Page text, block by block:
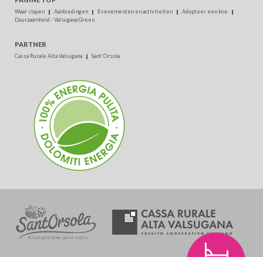
Waar slapen Aanbiedingen Evenementen en activiteiten
Adopteer een koe
Duurzaamheid - Valsugana Green
PARTNER
Cassa Rurale Alta Valsugana Sant'Orsola